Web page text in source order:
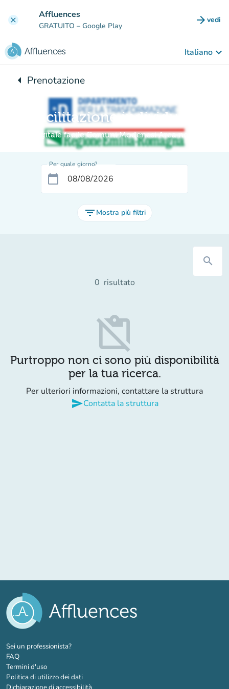
clear Affluences
GRATUITO – Google Play arrow_forward vedi
Italiano keyboard_arrow_down
arrow_leftTorna a:
Prenotazione
Facilitazione individuale
Digitale facile Comuni Modenesi Area nord
Per quale giorno?
calendar_today
filter_list Mostra più filtri
search
0 risultato
content_paste_off
Purtroppo non ci sono più disponibilità
per la tua ricerca.
Per ulteriori informazioni, contattare la struttura
sendContatta la struttura
Sei un professionista?(nuova scheda)
FAQ
Termini d'uso
Politica di utilizzo dei dati